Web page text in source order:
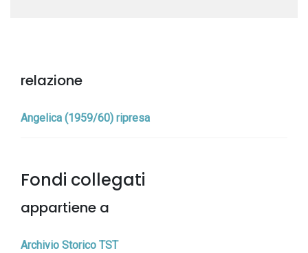
relazione
Angelica (1959/60) ripresa
Fondi collegati
appartiene a
Archivio Storico TST